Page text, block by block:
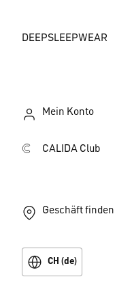
DEEPSLEEPWEAR
Mein Konto
CALIDA Club
Geschäft finden
CH (de)